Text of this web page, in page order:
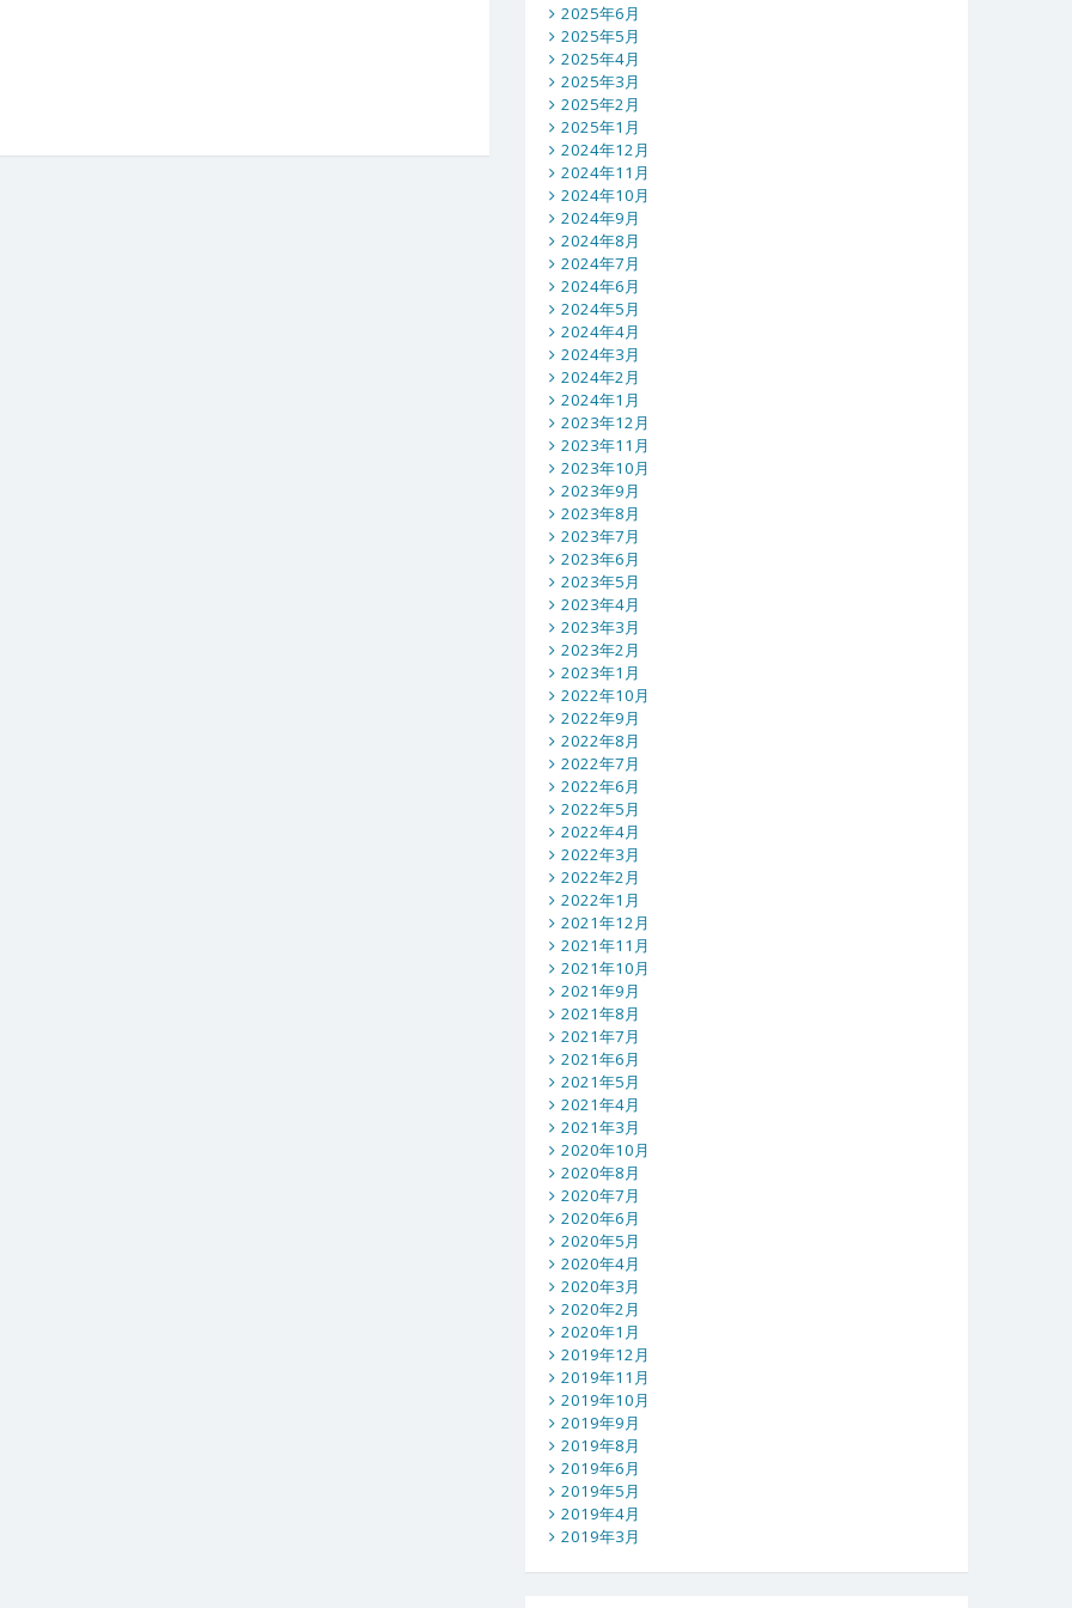
2025年6月
2025年5月
2025年4月
2025年3月
2025年2月
2025年1月
2024年12月
2024年11月
2024年10月
2024年9月
2024年8月
2024年7月
2024年6月
2024年5月
2024年4月
2024年3月
2024年2月
2024年1月
2023年12月
2023年11月
2023年10月
2023年9月
2023年8月
2023年7月
2023年6月
2023年5月
2023年4月
2023年3月
2023年2月
2023年1月
2022年10月
2022年9月
2022年8月
2022年7月
2022年6月
2022年5月
2022年4月
2022年3月
2022年2月
2022年1月
2021年12月
2021年11月
2021年10月
2021年9月
2021年8月
2021年7月
2021年6月
2021年5月
2021年4月
2021年3月
2020年10月
2020年8月
2020年7月
2020年6月
2020年5月
2020年4月
2020年3月
2020年2月
2020年1月
2019年12月
2019年11月
2019年10月
2019年9月
2019年8月
2019年6月
2019年5月
2019年4月
2019年3月